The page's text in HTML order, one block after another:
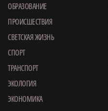
ОБРАЗОВАНИЕ
ПРОИСШЕСТВИЯ
СВЕТСКАЯ ЖИЗНЬ
СПОРТ
ТРАНСПОРТ
ЭКОЛОГИЯ
ЭКОНОМИКА